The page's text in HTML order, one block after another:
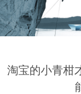
淘宝的小青柑